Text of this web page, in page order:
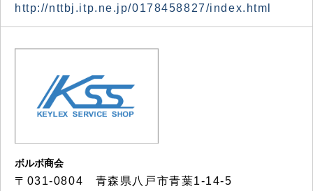
http://nttbj.itp.ne.jp/0178458827/index.html
ボルボ商会
〒031-0804 青森県八戸市青葉1-14-5